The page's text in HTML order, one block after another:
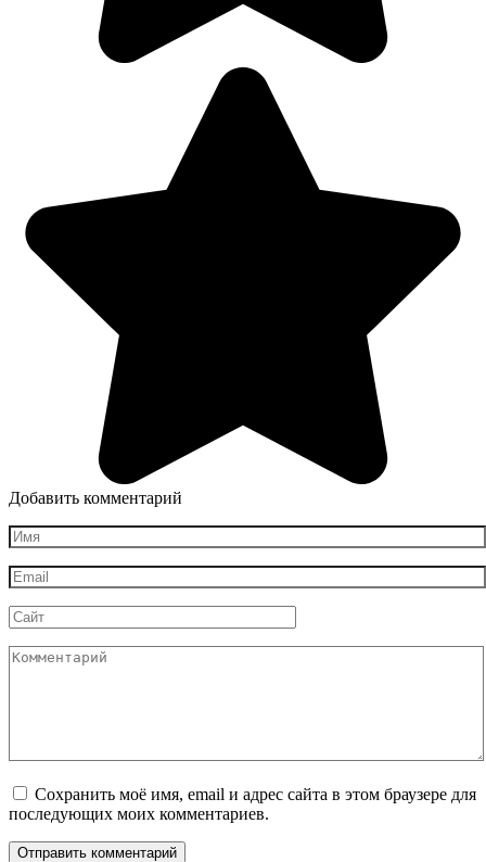
Добавить комментарий
Имя
*
Email
*
Сайт
Комментарий
Сохранить моё имя, email и адрес сайта в этом браузере для
последующих моих комментариев.